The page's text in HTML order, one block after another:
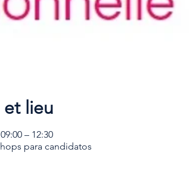
et lieu
– 12:30
para candidatos